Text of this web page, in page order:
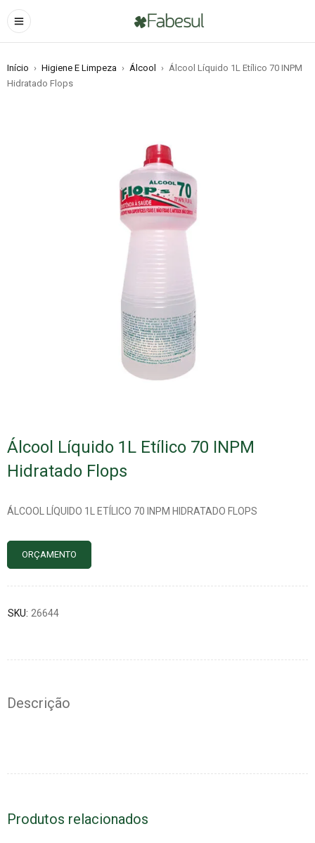
Início › Higiene E Limpeza › Álcool › Álcool Líquido 1L Etílico 70 INPM
Hidratado Flops
Álcool Líquido 1L Etílico 70 INPM
Hidratado Flops
ÁLCOOL LÍQUIDO 1L ETÍLICO 70 INPM HIDRATADO FLOPS
ORÇAMENTO
SKU: 26644
Descrição
Produtos relacionados